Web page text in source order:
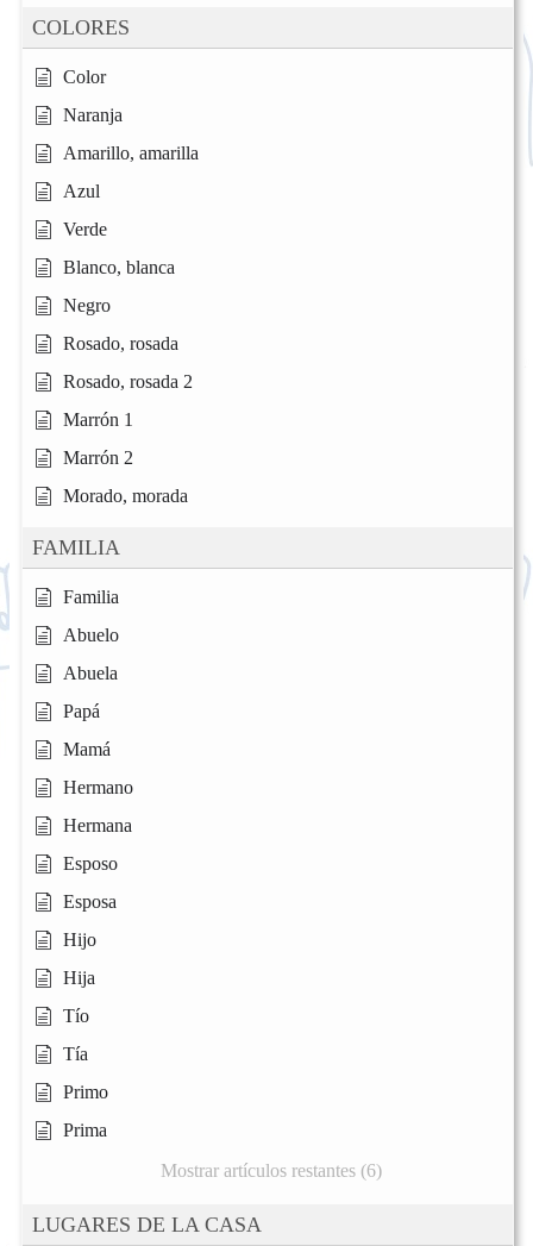
COLORES
Color
Naranja
Amarillo, amarilla
Azul
Verde
Blanco, blanca
Negro
Rosado, rosada
Rosado, rosada 2
Marrón 1
Marrón 2
Morado, morada
FAMILIA
Familia
Abuelo
Abuela
Papá
Mamá
Hermano
Hermana
Esposo
Esposa
Hijo
Hija
Tío
Tía
Primo
Prima
Mostrar artículos restantes (6)
LUGARES DE LA CASA